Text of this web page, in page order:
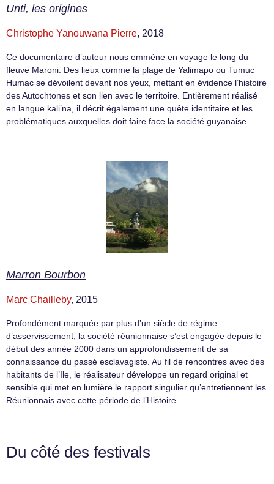
Unti, les origines
Christophe Yanouwana Pierre, 2018
Ce documentaire d’auteur nous emmène en voyage le long du
fleuve Maroni. Des lieux comme la plage de Yalimapo ou Tumuc
Humac se dévoilent devant nos yeux, mettant en évidence l’histoire
des Autochtones et son lien avec le territoire. Entièrement réalisé
en langue kali’na, il décrit également une quête identitaire et les
problématiques auxquelles doit faire face la société guyanaise.
Marron Bourbon
Marc Chailleby, 2015
Profondément marquée par plus d’un siècle de régime
d’asservissement, la société réunionnaise s’est engagée depuis le
début des année 2000 dans un approfondissement de sa
connaissance du passé esclavagiste. Au fil de rencontres avec des
habitants de l’Ile, le réalisateur développe un regard original et
sensible qui met en lumière le rapport singulier qu’entretiennent les
Réunionnais avec cette période de l’Histoire.
Du côté des festivals